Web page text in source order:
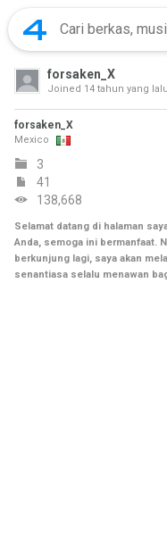
forsaken_X
Joined 14 tahun yang lalu
forsaken_X
Mexico
3
41
138,668
Selamat datang di halaman
Anda, semoga ini bermanfaat.
berkunjung lagi, saya akan
senantiasa selalu menawan